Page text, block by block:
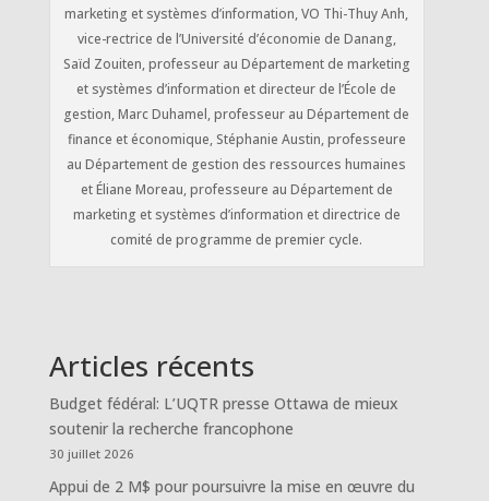
marketing et systèmes d’information, VO Thi-Thuy Anh,
vice-rectrice de l’Université d’économie de Danang,
Saïd Zouiten, professeur au Département de marketing
et systèmes d’information et directeur de l’École de
gestion, Marc Duhamel, professeur au Département de
finance et économique, Stéphanie Austin, professeure
au Département de gestion des ressources humaines
et Éliane Moreau, professeure au Département de
marketing et systèmes d’information et directrice de
comité de programme de premier cycle.
Articles récents
Budget fédéral: L’UQTR presse Ottawa de mieux
soutenir la recherche francophone
30 juillet 2026
Appui de 2 M$ pour poursuivre la mise en œuvre du